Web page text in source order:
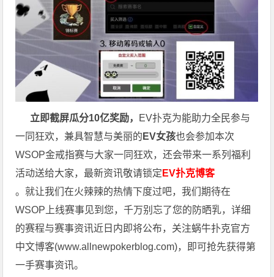
立即截屏瓜分10亿奖励， EV扑克为能助力全民参与
一同狂欢，兼具智慧与美丽的 EV女孩也会参加本次
WSOP金戒指赛与大家一同狂欢，还会带来一系列福利
活动送给大家，最新资讯敬请锁定 EV扑克博客
。就让我们在火辣辣的热情下度过吧，我们期待在
WSOP上线赛事见到您，千万别忘了您的防晒乳，详细
的赛程与赛事资讯近日内即将公布，关注蜗牛扑克官方
中文博客(www.allnewpokerblog.com)，即可抢先获得第
一手赛事资讯。